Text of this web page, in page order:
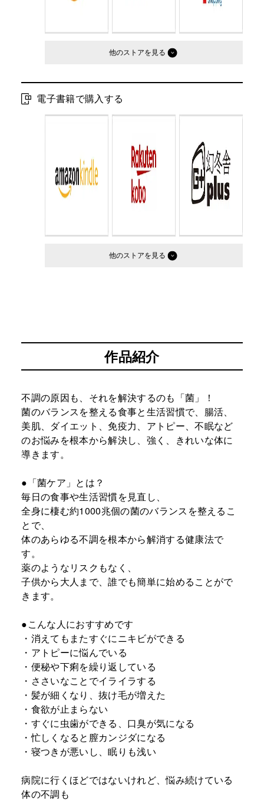
他のストア
電子書籍で購入する
他のストア
作品紹介
不調の原因も、それを解決するのも「菌」！
菌のバランスを整える食事と生活習慣で、腸活、
美肌、ダイエット、免疫力、アトピー、不眠など
のお悩みを根本から解決し、強く、きれいな体に
導きます。
●「菌ケア」とは？
毎日の食事や生活習慣を見直し、
全身に棲む約1000兆個の菌のバランスを整えるこ
とで、
体のあらゆる不調を根本から解消する健康法で
す。
薬のようなリスクもなく、
子供から大人まで、誰でも簡単に始めることがで
きます。
●こんな人におすすめです
・消えてもまたすぐにニキビができる
・アトピーに悩んでいる
・便秘や下痢を繰り返している
・ささいなことでイライラする
・髪が細くなり、抜け毛が増えた
・食欲が止まらない
・すぐに虫歯ができる、口臭が気になる
・忙しくなると膣カンジダになる
・寝つきが悪いし、眠りも浅い
病院に行くほどではないけれど、悩み続けている
体の不調も